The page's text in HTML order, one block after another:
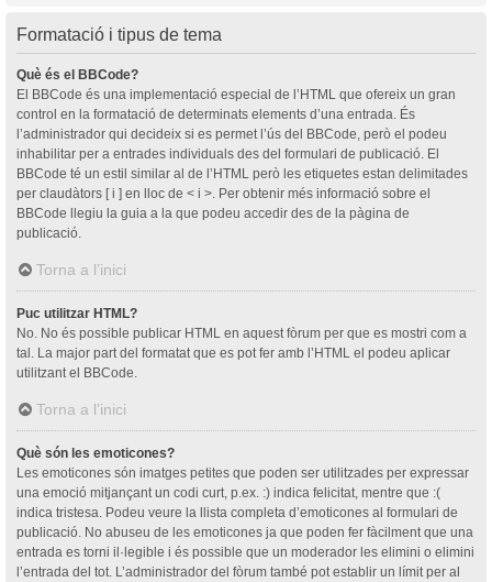
Formatació i tipus de tema
Què és el BBCode?
El BBCode és una implementació especial de l’HTML que ofereix un gran
control en la formatació de determinats elements d’una entrada. És
l’administrador qui decideix si es permet l’ús del BBCode, però el podeu
inhabilitar per a entrades individuals des del formulari de publicació. El
BBCode té un estil similar al de l’HTML però les etiquetes estan delimitades
per claudàtors [ i ] en lloc de < i >. Per obtenir més informació sobre el
BBCode llegiu la guia a la que podeu accedir des de la pàgina de
publicació.
Torna a l’inici
Puc utilitzar HTML?
No. No és possible publicar HTML en aquest fòrum per que es mostri com a
tal. La major part del formatat que es pot fer amb l’HTML el podeu aplicar
utilitzant el BBCode.
Torna a l’inici
Què són les emoticones?
Les emoticones són imatges petites que poden ser utilitzades per expressar
una emoció mitjançant un codi curt, p.ex. :) indica felicitat, mentre que :(
indica tristesa. Podeu veure la llista completa d’emoticones al formulari de
publicació. No abuseu de les emoticones ja que poden fer fàcilment que una
entrada es torni il·legible i és possible que un moderador les elimini o elimini
l’entrada del tot. L’administrador del fòrum també pot establir un límit per al